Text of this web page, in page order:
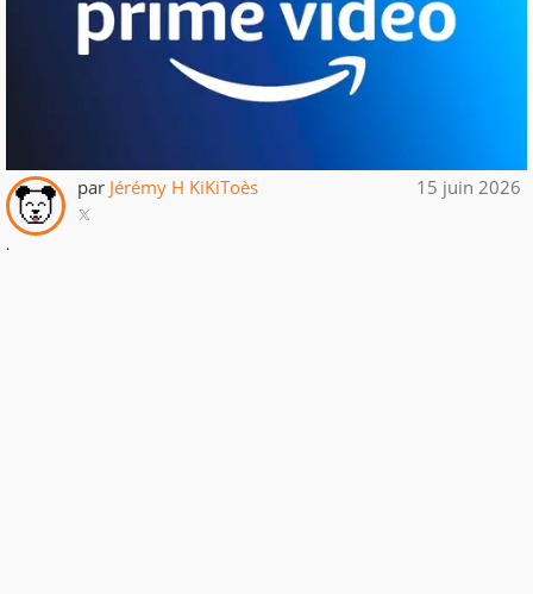
par Jérémy H KiKiToès 15 juin 2026
.